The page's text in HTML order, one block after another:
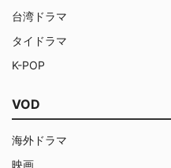
台湾ドラマ
タイドラマ
K-POP
VOD
海外ドラマ
映画